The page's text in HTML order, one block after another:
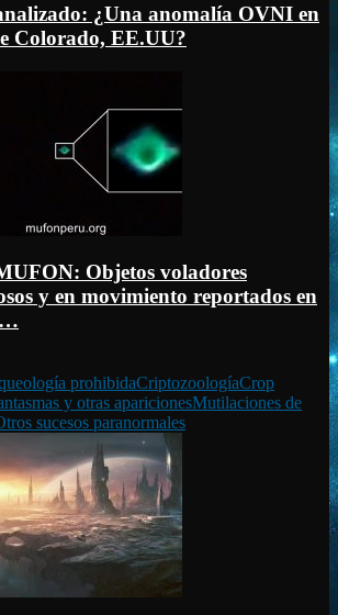
¿Una anomalía OVNI en
Colorado, EE.UU?
Objetos voladores
y en movimiento reportados en
prohibidaCriptozoologíaCrop
y otras aparicionesMutilaciones de
sucesos paranormales